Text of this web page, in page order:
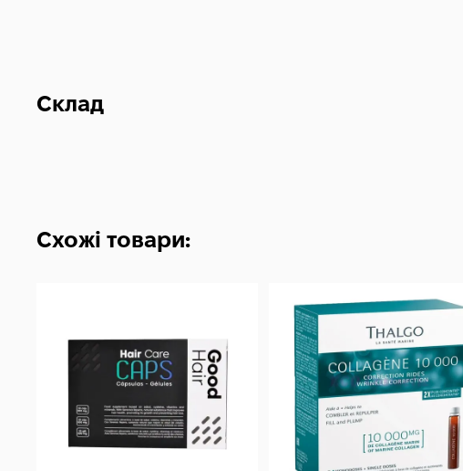
Склад
Схожі товари: